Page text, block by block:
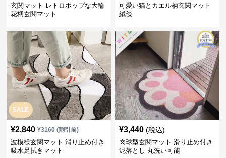
玄関マット レトロポップな大輪
花柄玄関マット
可愛い猫とカエル柄玄関マット
絨毯
SALE
¥2,840 ¥3160(割引前)
波模様玄関マット 滑り止め付き
吸水足拭きマット
¥3,440 (税込)
肉球型玄関マット 滑り止め付き
泥落とし 丸洗い可能